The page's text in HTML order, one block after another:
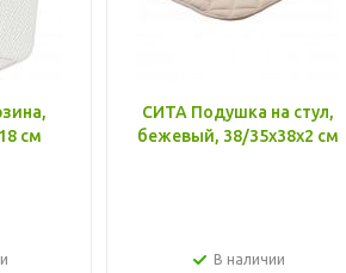
см
СИТА Подушка на стул,
бежевый, 38/35x38x2 см
В наличии